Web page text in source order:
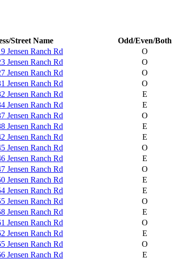
Street Name
Odd/Even/Both
Jensen Ranch Rd
O
Jensen Ranch Rd
O
Jensen Ranch Rd
O
Jensen Ranch Rd
O
Jensen Ranch Rd
E
Jensen Ranch Rd
E
Jensen Ranch Rd
O
Jensen Ranch Rd
E
Jensen Ranch Rd
E
Jensen Ranch Rd
O
Jensen Ranch Rd
E
Jensen Ranch Rd
O
Jensen Ranch Rd
E
Jensen Ranch Rd
E
Jensen Ranch Rd
O
Jensen Ranch Rd
E
Jensen Ranch Rd
O
Jensen Ranch Rd
E
Jensen Ranch Rd
O
Jensen Ranch Rd
E